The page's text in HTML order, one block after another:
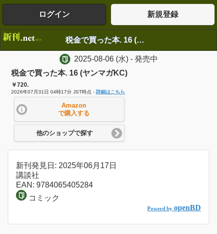
ログイン 新規登録
税金で買った本. 16 (ヤンマガKC)
2025-08-06(水)- 発売中
税金で買った本. 16 (ヤンマガKC)
￥720.
2026年07月31日 04時17分 JST時点 - 詳細はこちら
Amazon
で購入する
他のショップで探す
新刊発見日: 2025年06月17日
講談社
EAN: 9784065405284
コミック
Powerd by openBD